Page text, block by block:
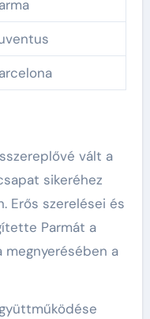
vált a
sikeréhez
Erős szerelései és
Parmát a
megnyerésében a